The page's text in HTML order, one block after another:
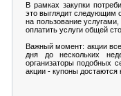
В рамках закупки
это выглядит следующим
на пользование
оплатить услуги общей
Важный момент: акции
дня до нескольких
организаторы подобных
акции - купоны